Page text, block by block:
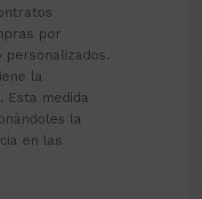
por
la
Esta medida
la
en las